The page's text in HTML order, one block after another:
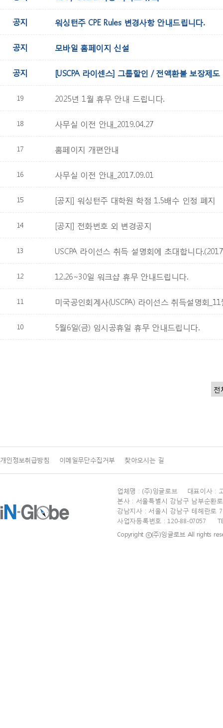
공지 워싱턴주 CPE Rules 변경사항 안내드립니다.
공지 모바일 홈페이지 신설
공지 [USCPA 라이센스] 그룹할인 / 전액환불 보장제도
19 2025년 1월 휴무 안내 드립니다.
18 사무실 이전 안내_2019.04.27
17 홈페이지 개편안내
16 사무실 이전 안내_2017.09.01
15 [공지] 워싱턴주 대학원 학점 1.5배수 인정 폐지
14 [공지] 전화번호 외 변경공지
13 USCPA 라이선스 취득 설명회에 초대합니다
12 12.26~30일 워크샵 휴무 안내드립니다.
11 미국공인회계사(USCPA) 라이선스 취득설명회
10 5월6일(금) 임시공휴일 휴무 안내드립니다.
개인정보취급방침 이메일무단수집거부 찾아오시는 길
업체명 : (주)잉글로브 대표이사 :
본사 : 서울특별시 강남구 남부순환
강남지사 : 서울시 강남구 테헤란로
사업자등록번호 : 120-88-07057
Copyright ⓒ(주)잉글로브 All rights